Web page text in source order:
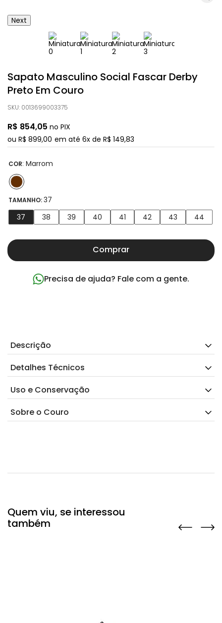
Next
Sapato Masculino Social Fascar Derby
Preto Em Couro
SKU: 0013699003375
R$ 854,05 no PIX
ou R$ 899,00 em até 6x de R$ 149,83
COR: Marrom
TAMANHO:37
37
38 39 40 41 42 43 44
Comprar
Precisa de ajuda? Fale com a gente.
Descrição
Detalhes Técnicos
Uso e Conservação
Sobre o Couro
Quem viu, se interessou
também